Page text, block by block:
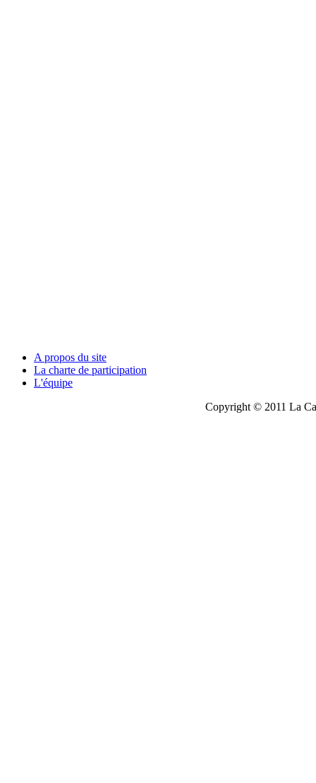
A propos du site
La charte de participation
L'équipe
Copyright © 2011 La